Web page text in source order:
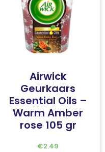
Airwick
Geurkaars
Essential Oils –
Warm Amber
rose 105 gr
€2.49